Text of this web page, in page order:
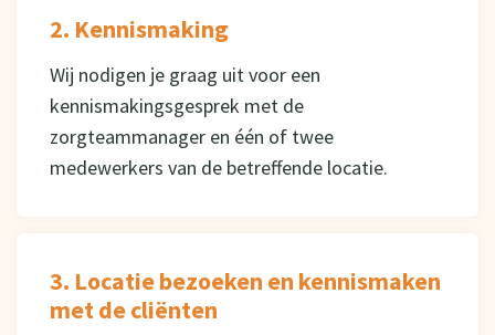
2. Kennismaking
Wij nodigen je graag uit voor een
kennismakingsgesprek met de
zorgteammanager en één of twee
medewerkers van de betreffende locatie.
3. Locatie bezoeken en kennismaken
met de cliënten